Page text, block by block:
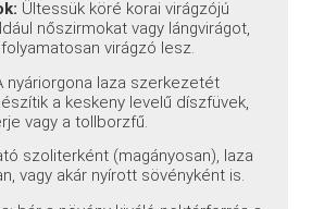
Ültessük köré korai virágzójú
nőszirmokat vagy lángvirágot,
virágzó lesz.
nyáriorgona laza szerkezetét
a keskeny levelű díszfüvek,
vagy a tollborzfű.
szoliterként (magányosan), laza
vagy akár nyírott sövényként is.